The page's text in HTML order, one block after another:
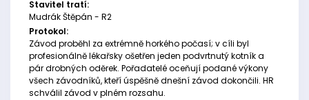
Stavitel tratí:
Mudrák Štěpán - R2
Protokol:
Závod proběhl za extrémně horkého počasí; v cíli byl
profesionálně lékařsky ošetřen jeden podvrtnutý kotník a
pár drobných oděrek. Pořadatelé oceňují podané výkony
všech závodníků, kteří úspěšně dnešní závod dokončili. HR
schválil závod v plném rozsahu.